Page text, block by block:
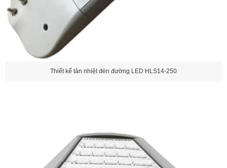
Thiết kế tản nhiệt đèn đường LED HLS14-250